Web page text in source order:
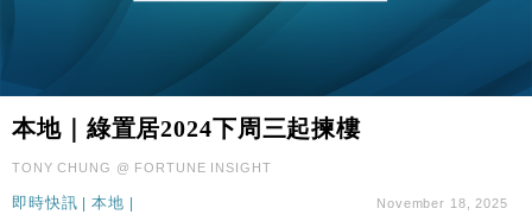
財經｜本港6月零售額連升14個月 珠寶鐘錶銷售升勢
財經｜滙控重啟最多10億美元回購 派息比率目標維持
15:59
財經｜SA售股自救後再出手 斥4億美元押注未上市公
市場落地
本地｜綠置居2024下周三起揀樓
TONY CHUNG @ FORTUNE INSIGHT
即時快訊 |本地 November 18, 2025